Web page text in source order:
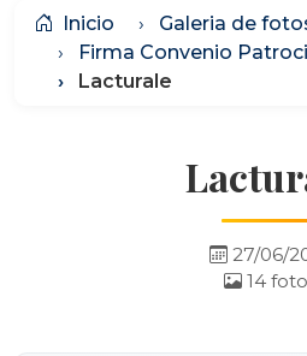
Inicio
Galeria de
Firma Convenio
Lacturale
27/06/
14